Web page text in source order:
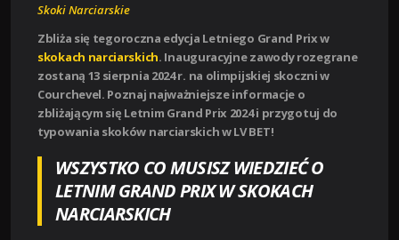
Skoki Narciarskie
Zbliża się tegoroczna edycja Letniego Grand Prix w
skokach narciarskich. Inauguracyjne zawody rozegrane
zostaną 13 sierpnia 2024 r. na olimpijskiej skoczni w
Courchevel. Poznaj najważniejsze informacje o
zbliżającym się Letnim Grand Prix 2024 i przygotuj do
typowania skoków narciarskich w LV BET!
WSZYSTKO CO MUSISZ WIEDZIEĆ O
LETNIM GRAND PRIX W SKOKACH
NARCIARSKICH